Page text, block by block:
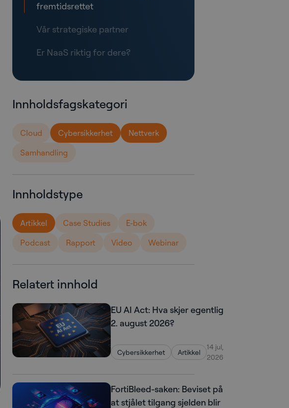
fremtidsrettet
Vår strategiske partner
Er NaaS riktig for dere?
Innholdsfagskategori
Cloud Cybersikkerhet
Nettverk
Samhandling
Innholdstype
Artikkel Case Studies
E-bok
Podcast
Rapport Video Webinar
Relatert innhold
EU AI Act: Hva skjer egentlig
2. august 2026?
Cybersikkerhet Artikkel
14 jul,
2026
FortiBleed-saken: Beviset på
at stjålet tilgang sjelden blir